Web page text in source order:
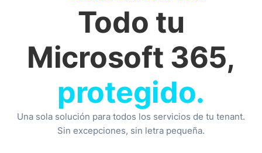
Todo tu
Microsoft 365,
protegido.
Una sola solución para todos los servicios de tu tenant.
Sin excepciones, sin letra pequeña.